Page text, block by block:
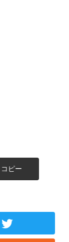
コピー